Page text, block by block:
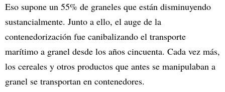
Eso supone un 55% de graneles que están disminuyendo
sustancialmente. Junto a ello, el auge de la
contenedorización fue canibalizando el transporte
marítimo a granel desde los años cincuenta. Cada vez más,
los cereales y otros productos que antes se manipulaban a
granel se transportan en contenedores.